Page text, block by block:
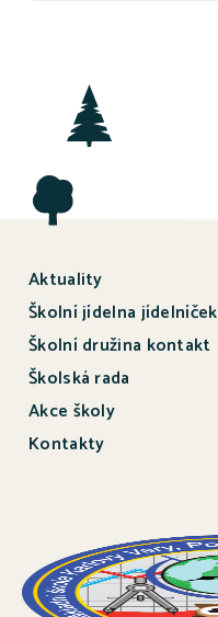
Aktuality
Školní jídelna jídelníček
Školní družina kontakt
Školská rada
Akce školy
Kontakty